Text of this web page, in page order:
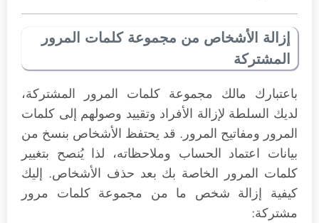
إزالة الأشخاص من مجموعة كلمات المرور
المشتركة
باعتبارك مالك مجموعة كلمات المرور المشتركة،
لديك السلطة لإزالة الأفراد وتقييد وصولهم إلى كلمات
المرور ومفاتيح المرور. قد يحتفظ الأشخاص بنسخ من
بيانات اعتماد الحساب وملاحظاته، لذا يُنصح بتغيير
كلمات المرور الخاصة بك بعد حذف الأشخاص. إليك
كيفية إزالة شخص ما من مجموعة كلمات مرور
مشتركة: